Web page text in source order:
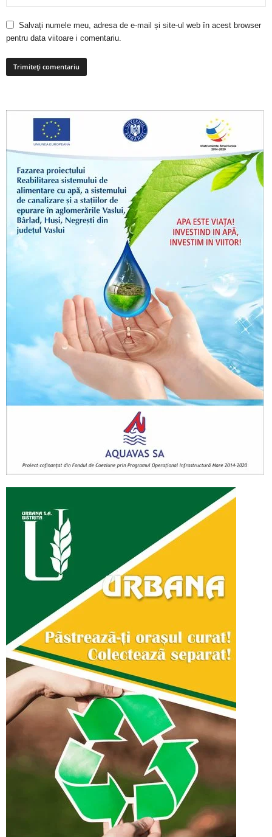
Salvați numele meu, adresa de e-mail și site-ul web în acest browser
pentru data viitoare i comentariu.